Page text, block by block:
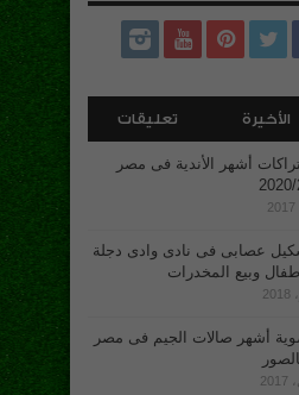
الأخيرة تعليقات
أشهر الأندية فى مصر
عصابى فى نادى وادى دجلة
وبيع المخدرات
أشهر صالات الجيم فى مصر